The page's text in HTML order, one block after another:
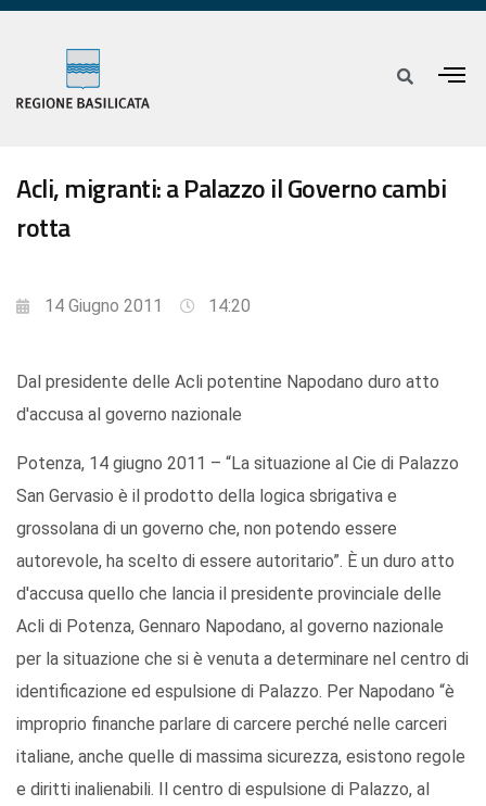
Acli, migranti: a Palazzo il Governo cambi
rotta
14 Giugno 2011 14:20
Dal presidente delle Acli potentine Napodano duro atto
d'accusa al governo nazionale
Potenza, 14 giugno 2011 – “La situazione al Cie di Palazzo
San Gervasio è il prodotto della logica sbrigativa e
grossolana di un governo che, non potendo essere
autorevole, ha scelto di essere autoritario”. È un duro atto
d'accusa quello che lancia il presidente provinciale delle
Acli di Potenza, Gennaro Napodano, al governo nazionale
per la situazione che si è venuta a determinare nel centro di
identificazione ed espulsione di Palazzo. Per Napodano “è
improprio finanche parlare di carcere perché nelle carceri
italiane, anche quelle di massima sicurezza, esistono regole
e diritti inalienabili. Il centro di espulsione di Palazzo, al